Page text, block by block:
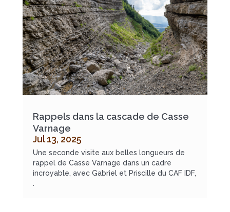
Rappels dans la cascade de Casse
Varnage
Jul 13, 2025
Une seconde visite aux belles longueurs de
rappel de Casse Varnage dans un cadre
incroyable, avec Gabriel et Priscille du CAF IDF,
.